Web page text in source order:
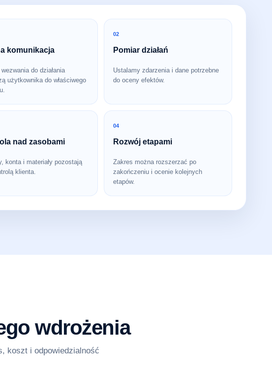
komunikacja
do działania
użytkownika do właściwego
02
Pomiar działań
Ustalamy zdarzenia i dane potrzebne
do oceny efektów.
nad zasobami
konta i materiały pozostają
klienta.
04
Rozwój etapami
Zakres można rozszerzać po
zakończeniu i ocenie kolejnych
etapów.
wdrożenia
koszt i odpowiedzialność